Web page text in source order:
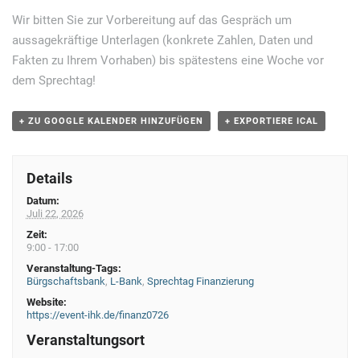
v
i
g
t
Wir bitten Sie zur Vorbereitung auf das Gespräch um
aussagekräftige Unterlagen (konkrete Zahlen, Daten und
Fakten zu Ihrem Vorhaben) bis spätestens eine Woche vor
dem Sprechtag!
+ ZU GOOGLE KALENDER HINZUFÜGEN + EXPORTIERE ICAL
Details
Datum:
Juli 22, 2026
Zeit:
9:00 - 17:00
Veranstaltung-Tags:
Bürgschaftsbank, L-Bank, Sprechtag Finanzierung
Website:
https://event-ihk.de/finanz0726
Veranstaltungsort